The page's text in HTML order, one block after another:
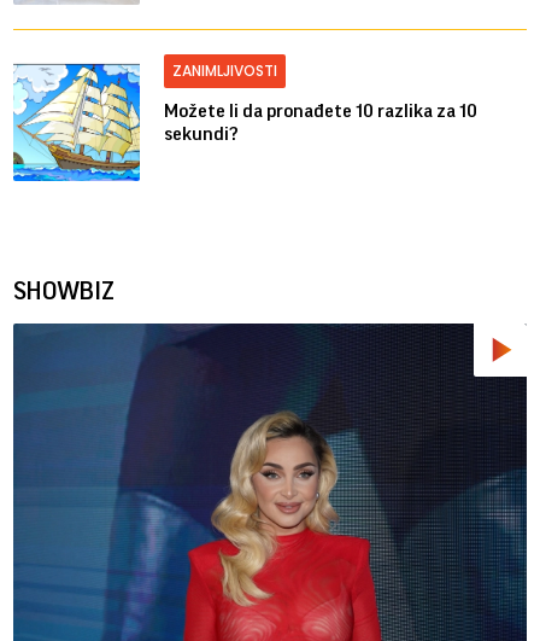
ZANIMLJIVOSTI
Možete li da pronađete 10 razlika za 10
sekundi?
SHOWBIZ